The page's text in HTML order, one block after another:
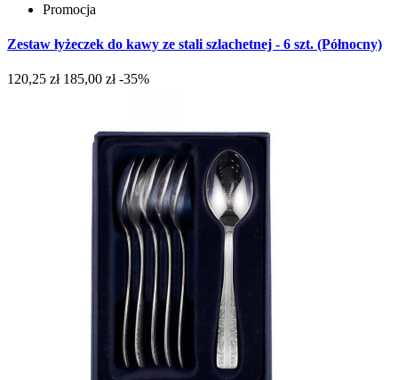
Promocja
Zestaw łyżeczek do kawy ze stali szlachetnej - 6 szt. (Północny)
120,25 zł 185,00 zł -35%